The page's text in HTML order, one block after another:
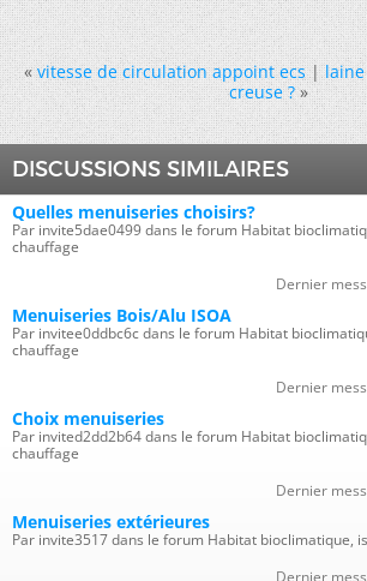
« vitesse de circulation appoint ecs|
creuse ? »
DISCUSSIONS SIMILAIRES
Quelles menuiseries choisirs?
Par invite5dae0499 dans le forum Habitat
chauffage
Dernier
Menuiseries Bois/Alu ISOA
Par invitee0ddbc6c dans le forum Habitat
chauffage
Dernier
Choix menuiseries
Par invited2dd2b64 dans le forum Habitat
chauffage
Dernier
Menuiseries extérieures
Par invite3517 dans le forum Habitat bioclimatique,
Dernier